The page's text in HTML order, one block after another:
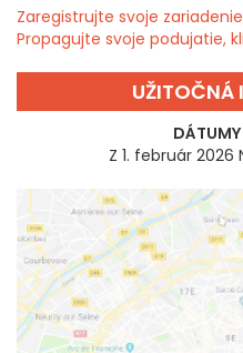
Zaregistrujte svoje
Propagujte svoje podujatie,
UŽITOČNÁ
Z 1. február